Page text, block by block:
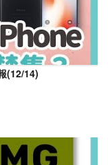
(12/14)